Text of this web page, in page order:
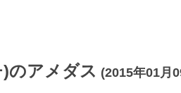
のアメダス (2015年01月